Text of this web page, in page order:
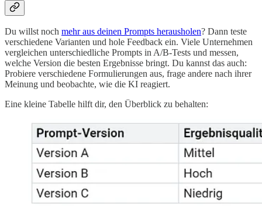
Du willst noch mehr aus deinen Prompts herausholen? Dann teste
verschiedene Varianten und hole Feedback ein. Viele Unternehmen
vergleichen unterschiedliche Prompts in A/B-Tests und messen,
welche Version die besten Ergebnisse bringt. Du kannst das auch:
Probiere verschiedene Formulierungen aus, frage andere nach ihrer
Meinung und beobachte, wie die KI reagiert.
Eine kleine Tabelle hilft dir, den Überblick zu behalten: